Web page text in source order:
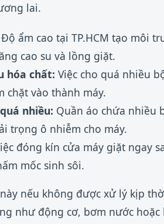
lai.
Độ ẩm cao tại TP.HCM tạo môi
cao su và lồng giặt.
hóa chất: Việc cho quá nhiều
chặt vào thành máy.
nhiều: Quần áo chứa nhiều
trọng ô nhiễm cho máy.
đóng kín cửa máy giặt ngay
mốc sinh sôi.
nếu không được xử lý kịp
như động cơ, bơm nước hoặc